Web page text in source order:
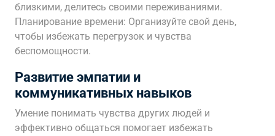
близкими, делитесь своими переживаниями.
Планирование времени: Организуйте свой день,
чтобы избежать перегрузок и чувства
беспомощности.
Развитие эмпатии и
коммуникативных навыков
Умение понимать чувства других людей и
эффективно общаться помогает избежать